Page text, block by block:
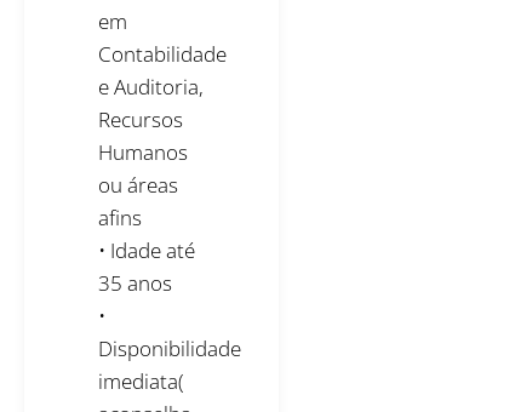
em
Contabilidade
e Auditoria,
Recursos
Humanos
ou áreas
afins
• Idade até
35 anos
•
Disponibilidade
imediata(